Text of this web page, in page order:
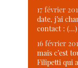
17 février
date, j’ai
contact : (…)
16 février
mais c’est
Filipetti qui